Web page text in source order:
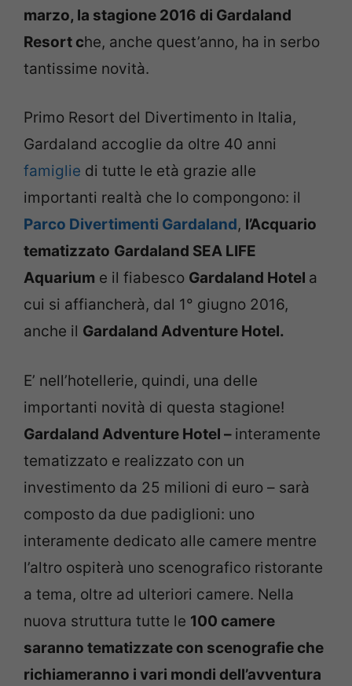
marzo, la stagione 2016 di Gardaland
Resort che, anche quest’anno, ha in serbo
tantissime novità.
Primo Resort del Divertimento in Italia,
Gardaland accoglie da oltre 40 anni
famiglie di tutte le età grazie alle
importanti realtà che lo compongono: il
Parco Divertimenti Gardaland, l’Acquario
tematizzato Gardaland SEA LIFE
Aquarium e il fiabesco Gardaland Hotel a
cui si affiancherà, dal 1° giugno 2016,
anche il Gardaland Adventure Hotel.
E’ nell’hotellerie, quindi, una delle
importanti novità di questa stagione!
Gardaland Adventure Hotel – interamente
tematizzato e realizzato con un
investimento da 25 milioni di euro – sarà
composto da due padiglioni: uno
interamente dedicato alle camere mentre
l’altro ospiterà uno scenografico ristorante
a tema, oltre ad ulteriori camere. Nella
nuova struttura tutte le 100 camere
saranno tematizzate con scenografie che
richiameranno i vari mondi dell’avventura